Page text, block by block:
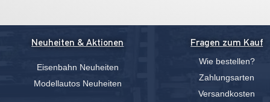
Neuheiten & Aktionen
Eisenbahn Neuheiten
Modellautos Neuheiten
Fragen zum Kauf
Wie bestellen?
Zahlungsarten
Versandkosten